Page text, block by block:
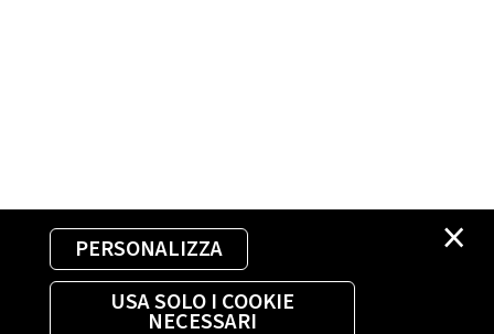
×
PERSONALIZZA
USA SOLO I COOKIE
NECESSARI